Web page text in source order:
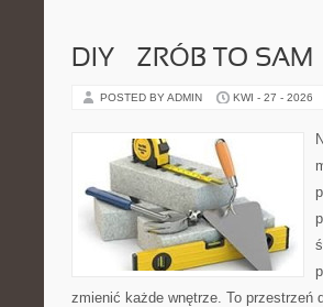
DIY – ZRÓB TO SAM
POSTED BY ADMIN KWI - 27 - 2026
zmienić każde wnętrze. To przestrzeń